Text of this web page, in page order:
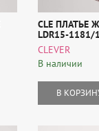
CLE ПЛАТЬЕ
LDR15-1181/
CLEVER
В наличии
В